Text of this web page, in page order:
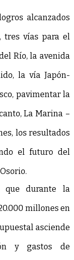
alcanzados
tres vías para el
Río, la avenida
la vía Japón-
pavimentar la
La Marina –
los resultados
el futuro del
que durante la
millones en
asciende
y gastos de